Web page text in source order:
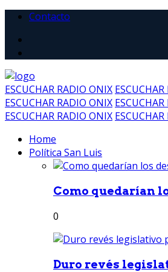
Contacto
ESCUCHAR RADIO ONIX
ESCUCHAR RADIO ONIX
ESCUCHAR RADIO ONIX
Home
Política San Luis
Como quedarían
0
Duro revés